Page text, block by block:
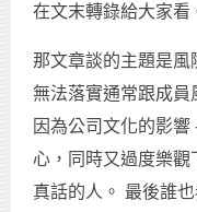
在文末轉錄給大家看
那文章談的主題是風
無法落實通常跟成員
因為公司文化的影
心，同時又過度樂
真話的人。 最後誰